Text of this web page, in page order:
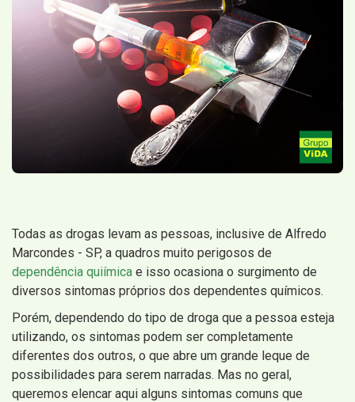
Todas as drogas levam as pessoas, inclusive de Alfredo
Marcondes - SP, a quadros muito perigosos de
dependência quiímica e isso ocasiona o surgimento de
diversos sintomas próprios dos dependentes químicos.
Porém, dependendo do tipo de droga que a pessoa esteja
utilizando, os sintomas podem ser completamente
diferentes dos outros, o que abre um grande leque de
possibilidades para serem narradas. Mas no geral,
queremos elencar aqui alguns sintomas comuns que